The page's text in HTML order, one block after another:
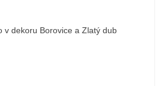
v dekoru Borovice a Zlatý dub